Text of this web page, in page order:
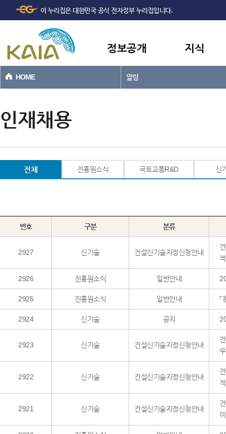
본문바로가기
이 누리집은 대한민국 공식 전자정부 누리집입니다.
정보공개 지식
HOME 알림
인재채용
전체 진흥원소식 국토교통R&D 신
번호 구분 분류
2927 신기술 건설신기술지정신청안내
2926 진흥원소식 일반안내
2925 진흥원소식 일반안내
2924 신기술 공지
2923 신기술 건설신기술지정신청안내
2922 신기술 건설신기술지정신청안내
2921 신기술 건설신기술지정신청안내